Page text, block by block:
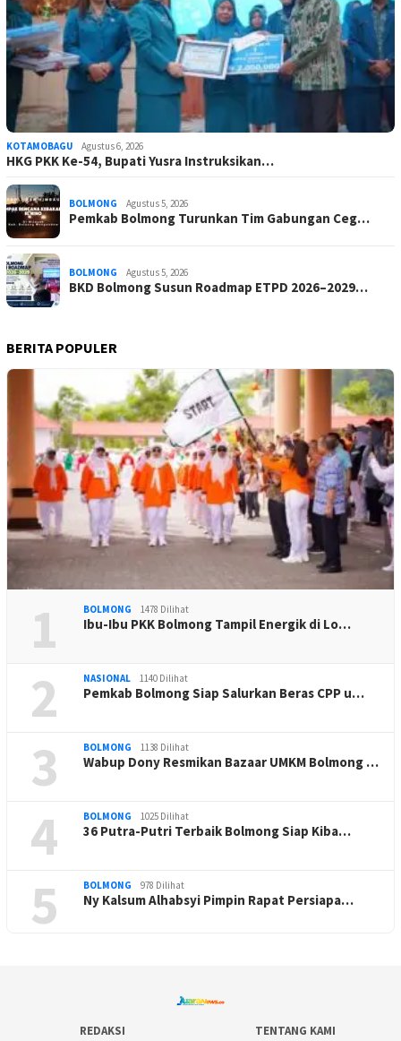
KOTAMOBAGU Agustus 6, 2026
HKG PKK Ke-54, Bupati Yusra Instruksikan…
BOLMONG Agustus 5, 2026
Pemkab Bolmong Turunkan Tim Gabungan Ceg…
BOLMONG Agustus 5, 2026
BKD Bolmong Susun Roadmap ETPD 2026–2029…
BERITA POPULER
1 BOLMONG 1478 Dilihat
Ibu-Ibu PKK Bolmong Tampil Energik di Lo…
2 NASIONAL 1140 Dilihat
Pemkab Bolmong Siap Salurkan Beras CPP u…
3 BOLMONG 1138 Dilihat
Wabup Dony Resmikan Bazaar UMKM Bolmong …
4 BOLMONG 1025 Dilihat
36 Putra-Putri Terbaik Bolmong Siap Kiba…
5 BOLMONG 978 Dilihat
Ny Kalsum Alhabsyi Pimpin Rapat Persiapa…
REDAKSI TENTANG KAMI